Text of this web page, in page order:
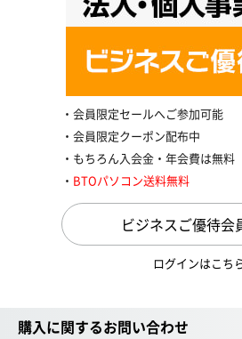
会員限定セールへご参加可能
会員限定クーポン配布中
もちろん入会金・年会費は無料
BTOパソコン送料無料
ビジネスご優待会
ログインはこち
購入に関するお問い合わせ